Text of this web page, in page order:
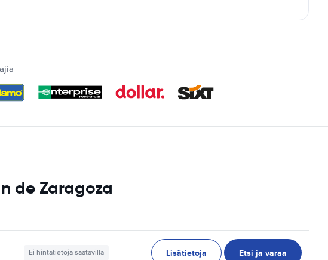
de Zaragoza
Ei hintatietoja saatavilla Lisätietoja Etsi ja varaa